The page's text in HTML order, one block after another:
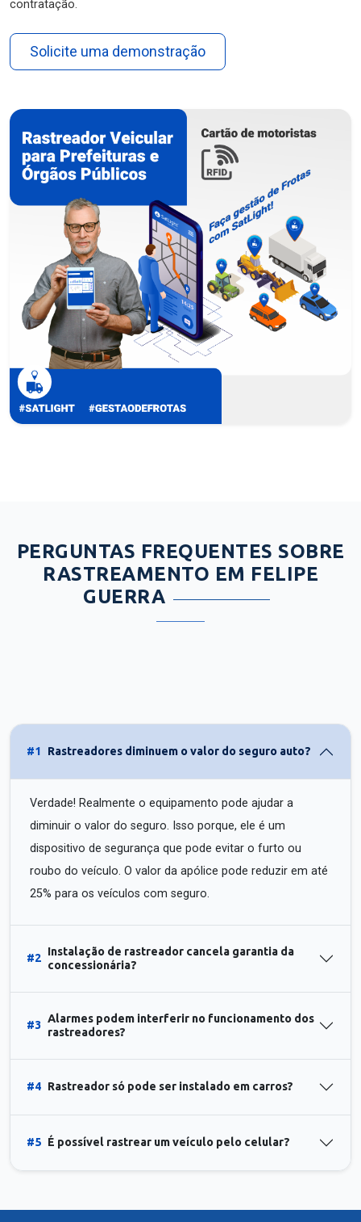
contratação.
Solicite uma demonstração
PERGUNTAS FREQUENTES SOBRE
RASTREAMENTO EM FELIPE
GUERRA
#1 Rastreadores diminuem o valor do seguro auto?
Verdade! Realmente o equipamento pode ajudar a
diminuir o valor do seguro. Isso porque, ele é um
dispositivo de segurança que pode evitar o furto ou
roubo do veículo. O valor da apólice pode reduzir em até
25% para os veículos com seguro.
#2
Instalação de rastreador cancela garantia da
concessionária?
#3
Alarmes podem interferir no funcionamento dos
rastreadores?
#4 Rastreador só pode ser instalado em carros?
#5 É possível rastrear um veículo pelo celular?